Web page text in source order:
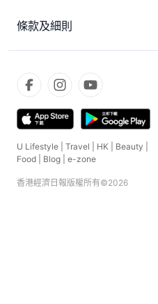
條款及細則
U Lifestyle Travel HK Beauty
Food
Blog e-zone
香港經濟日報版權所有©2026